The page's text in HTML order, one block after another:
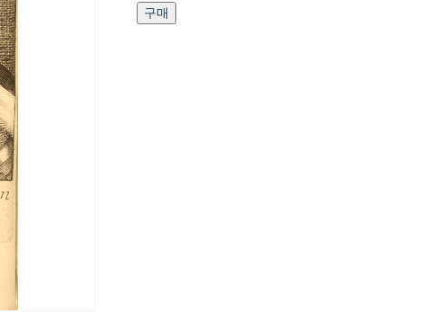
Histoire
de
구매